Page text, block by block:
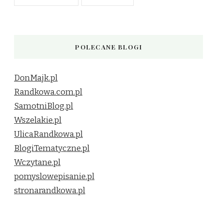
POLECANE BLOGI
DonMajk.pl
Randkowa.com.pl
SamotniBlog.pl
Wszelakie.pl
UlicaRandkowa.pl
BlogiTematyczne.pl
Wczytane.pl
pomyslowepisanie.pl
stronarandkowa.pl